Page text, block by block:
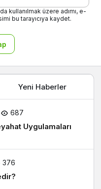
kullanılmak üzere adımı, e-
bu tarayıcıya kaydet.
Yeni Haberler
687
Uygulamaları
376